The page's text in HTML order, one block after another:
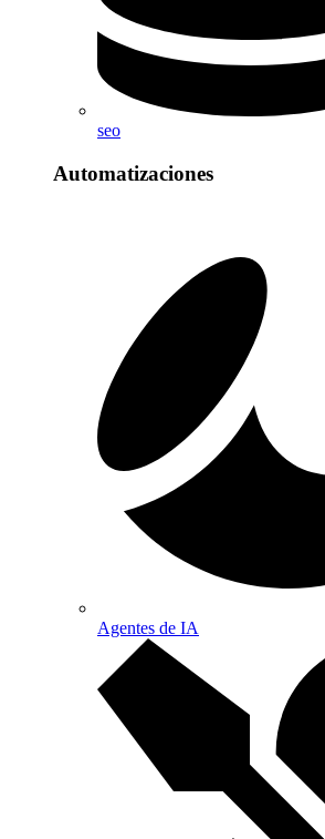
seo
Automatizaciones
Agentes de IA